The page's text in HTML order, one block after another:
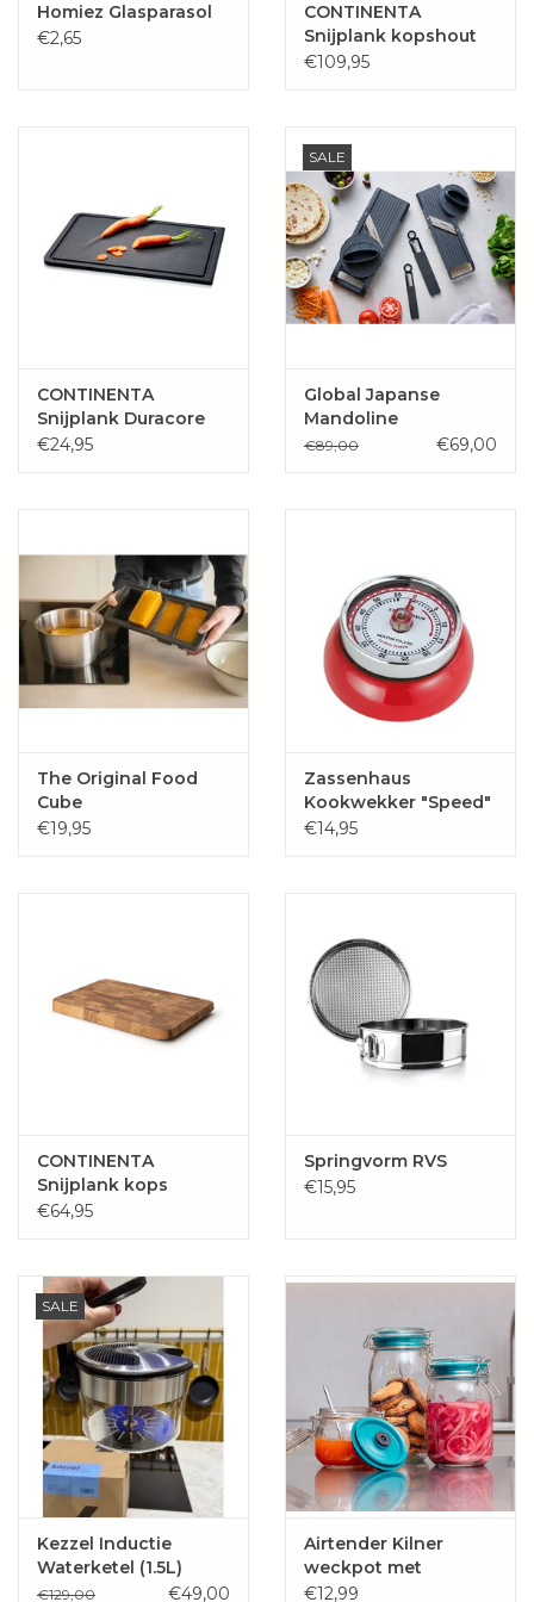
Homiez Glasparasol
€2,65
CONTINENTA
Snijplank kopshout
walnoot
€109,95
CONTINENTA
Snijplank Duracore
€24,95
SALE
Global Japanse
Mandoline
€89,00 €69,00
The Original Food
Cube
€19,95
Zassenhaus
Kookwekker "Speed"
€14,95
CONTINENTA
Snijplank kops
eikenhout
€64,95
Springvorm RVS
€15,95
SALE
Kezzel Inductie
Waterketel (1.5L)
€129,00 €49,00
Airtender Kilner
weckpot met
beugelsluiting (gratis
€12,99